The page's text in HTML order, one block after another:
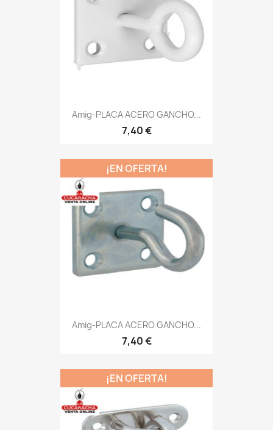
Amig-PLACA ACERO GANCHO...
7,40 €
Amig-PLACA ACERO GANCHO...
7,40 €
¡EN OFERTA!
¡EN OFERTA!